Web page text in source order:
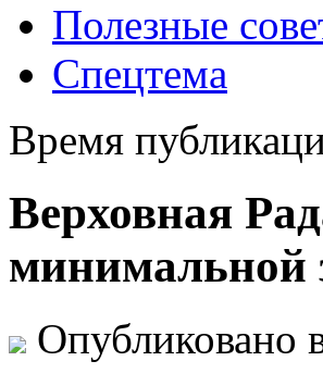
Полезные
Спецтема
Время
Верховная
минимальной
Опубликовано